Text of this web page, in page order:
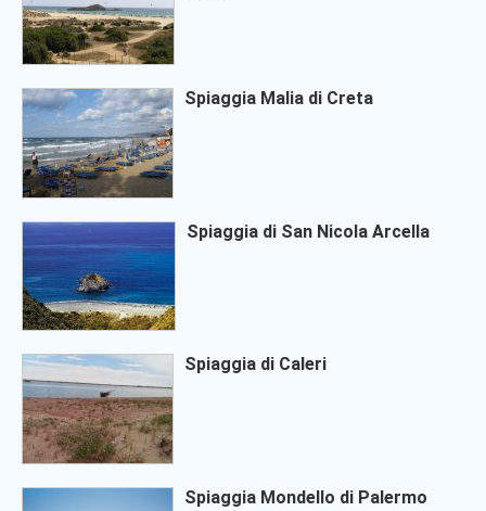
Spiaggia Malia di Creta
Spiaggia di San Nicola Arcella
Spiaggia di Caleri
Spiaggia Mondello di Palermo